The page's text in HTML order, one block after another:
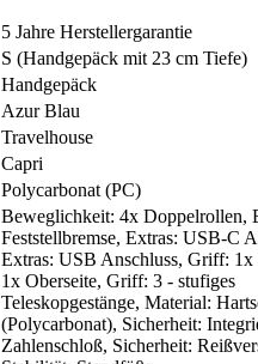
5 Jahre Herstellergarantie
S (Handgepäck mit 23 cm Tiefe)
Handgepäck
Azur Blau
Travelhouse
Capri
Polycarbonat (PC)
Beweglichkeit: 4x Doppelrollen,
Feststellbremse, Extras: USB-C
Extras: USB Anschluss, Griff: 1x
1x Oberseite, Griff: 3 - stufiges
Teleskopgestänge, Material:
(Polycarbonat), Sicherheit:
Zahlenschloß, Sicherheit: